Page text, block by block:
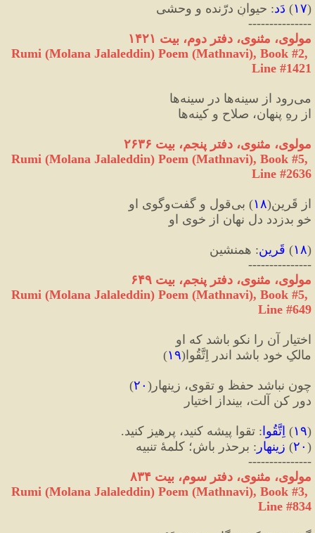
(۱۷) دَد: حیوانِ درّنده و وحشی
---------------
مولوی، مثنوی، دفتر دوم، بیت ۱۴۲۱
Rumi (Molana Jalaleddin) Poem (Mathnavi), Book #2,
Line #1421
می‌رود از سینه‌ها در سینه‌ها
از رهِ پنهان، صلاح و کینه‌ها
مولوی، مثنوی، دفتر پنجم، بیت ۲۶۳۶
Rumi (Molana Jalaleddin) Poem (Mathnavi), Book #5,
Line #2636
از قَرین(۱۸) بی‌قول و گفت‌وگوی او
خو بدزدد دل نهان از خوی او
(۱۸) قَرین: همنشین
---------------
مولوی، مثنوی، دفتر پنجم، بیت ۶۴۹
Rumi (Molana Jalaleddin) Poem (Mathnavi), Book #5,
Line #649
اختیار آن را نکو باشد که او
مالکِ خود باشد اندر اِتَّقُوا(۱۹)
چون نباشد حفظ و تقوی، زینهار ( ۲۰)
دور کن آلت، بینداز اختیار
(۱۹) اِتَّقُوا: تقوا پیشه کنید، پرهیز‌ کنید.
( ۲۰) زینهار : برحذر باش؛ کلمهٔ تنبیه
---------------
مولوی، مثنوی، دفتر سوم، بیت ۸۳۴
Rumi (Molana Jalaleddin) Poem (Mathnavi), Book #3,
Line #834